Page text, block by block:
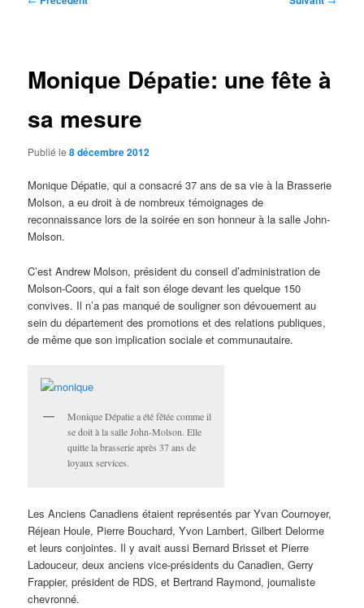
Monique Dépatie: une fête à
sa mesure
Publié le8 décembre 2012
Monique Dépatie, qui a consacré 37 ans de sa vie à la Brasserie
Molson, a eu droit à de nombreux témoignages de
reconnaissance lors de la soirée en son honneur à la salle John-
Molson.
C’est Andrew Molson, président du conseil d’administration de
Molson-Coors, qui a fait son éloge devant les quelque 150
convives. Il n’a pas manqué de souligner son dévouement au
sein du département des promotions et des relations publiques,
de même que son implication sociale et communautaire.
Monique Dépatie a été fêtée comme il
se doit à la salle John-Molson. Elle
quitte la brasserie après 37 ans de
loyaux services.
Les Anciens Canadiens étaient représentés par Yvan Cournoyer,
Réjean Houle, Pierre Bouchard, Yvon Lambert, Gilbert Delorme
et leurs conjointes. Il y avait aussi Bernard Brisset et Pierre
Ladouceur, deux anciens vice-présidents du Canadien, Gerry
Frappier, président de RDS, et Bertrand Raymond, journaliste
chevronné.